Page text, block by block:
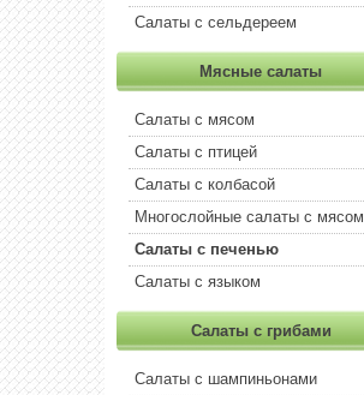
Салаты с сельдереем
Мясные салаты
Салаты с мясом
Салаты с птицей
Салаты с колбасой
Многослойные салаты с мясом
Салаты с печенью
Салаты с языком
Салаты с грибами
Салаты с шампиньонами